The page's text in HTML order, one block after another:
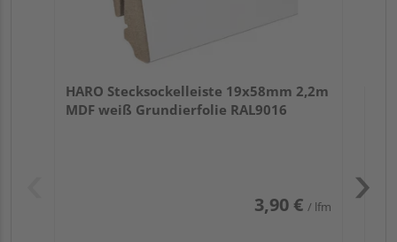
HARO Stecksockelleiste 19x58mm 2,2m
MDF weiß Grundierfolie RAL9016
3,90 € / lfm